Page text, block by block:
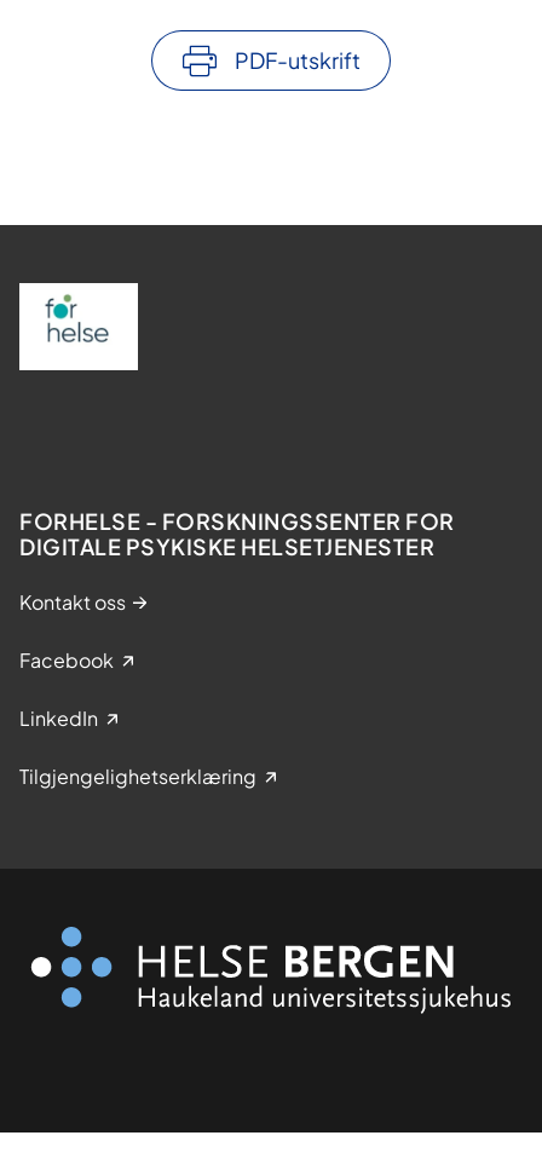
PDF-utskrift
FORHELSE - FORSKNINGSSENTER FOR
DIGITALE PSYKISKE HELSETJENESTER
Kontakt oss
Facebook
LinkedIn
Tilgjengelighetserklæring